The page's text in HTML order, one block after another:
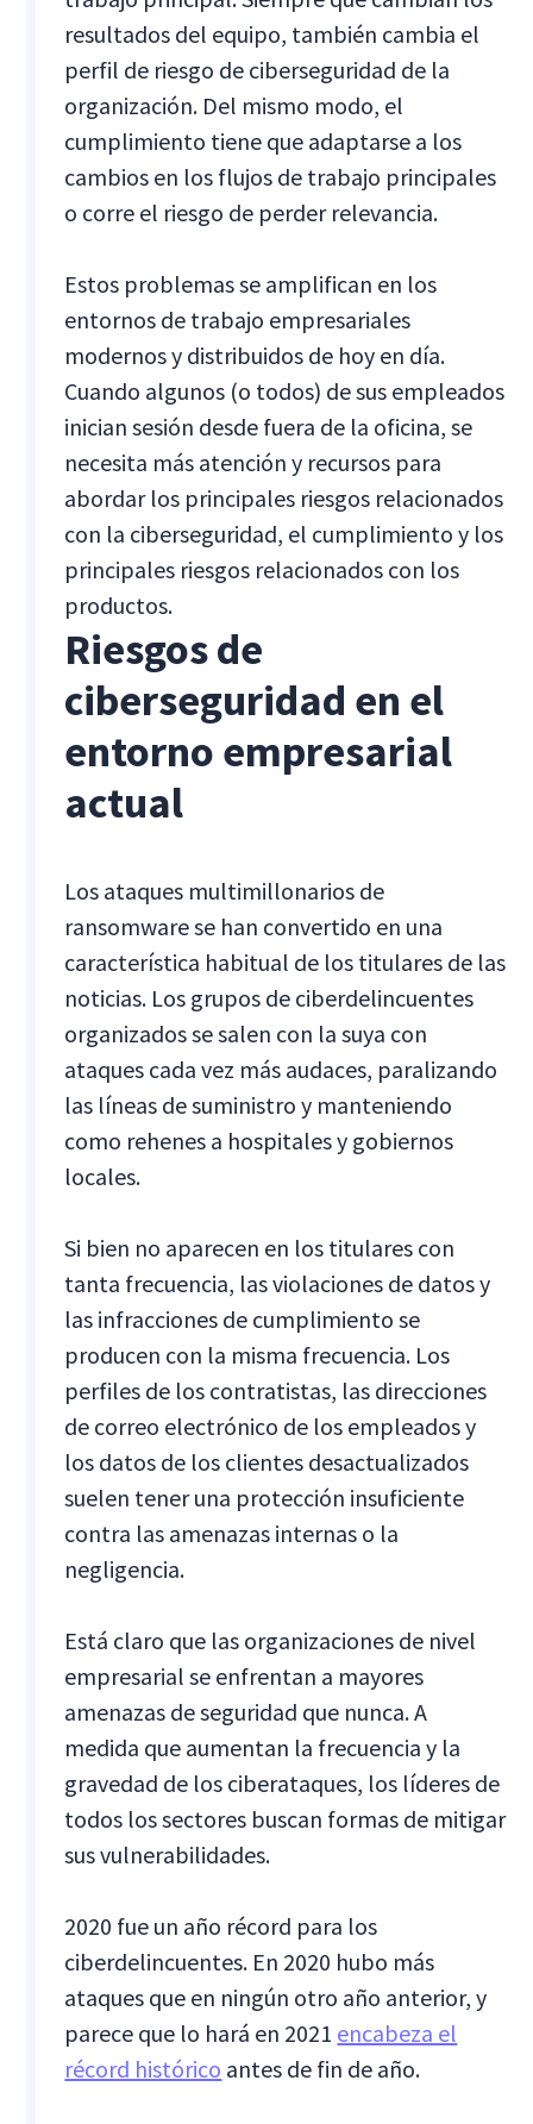
resultados del equipo, también cambia el
perfil de riesgo de ciberseguridad de la
organización. Del mismo modo, el
cumplimiento tiene que adaptarse a los
cambios en los flujos de trabajo principales
o corre el riesgo de perder relevancia.
Estos problemas se amplifican en los
entornos de trabajo empresariales
modernos y distribuidos de hoy en día.
Cuando algunos (o todos) de sus empleados
inician sesión desde fuera de la oficina, se
necesita más atención y recursos para
abordar los principales riesgos relacionados
con la ciberseguridad, el cumplimiento y los
principales riesgos relacionados con los
productos.
Riesgos de
ciberseguridad en el
entorno empresarial
actual
Los ataques multimillonarios de
ransomware se han convertido en una
característica habitual de los titulares de las
noticias. Los grupos de ciberdelincuentes
organizados se salen con la suya con
ataques cada vez más audaces, paralizando
las líneas de suministro y manteniendo
como rehenes a hospitales y gobiernos
locales.
Si bien no aparecen en los titulares con
tanta frecuencia, las violaciones de datos y
las infracciones de cumplimiento se
producen con la misma frecuencia. Los
perfiles de los contratistas, las direcciones
de correo electrónico de los empleados y
los datos de los clientes desactualizados
suelen tener una protección insuficiente
contra las amenazas internas o la
negligencia.
Está claro que las organizaciones de nivel
empresarial se enfrentan a mayores
amenazas de seguridad que nunca. A
medida que aumentan la frecuencia y la
gravedad de los ciberataques, los líderes de
todos los sectores buscan formas de mitigar
sus vulnerabilidades.
2020 fue un año récord para los
ciberdelincuentes. En 2020 hubo más
ataques que en ningún otro año anterior, y
parece que lo hará en 2021 encabeza el
récord histórico antes de fin de año.